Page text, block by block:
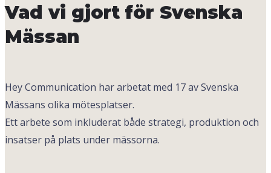
Vad vi gjort för Svenska
Mässan
Hey Communication har arbetat med 17 av Svenska
Mässans olika mötesplatser.
Ett arbete som inkluderat både strategi, produktion och
insatser på plats under mässorna.